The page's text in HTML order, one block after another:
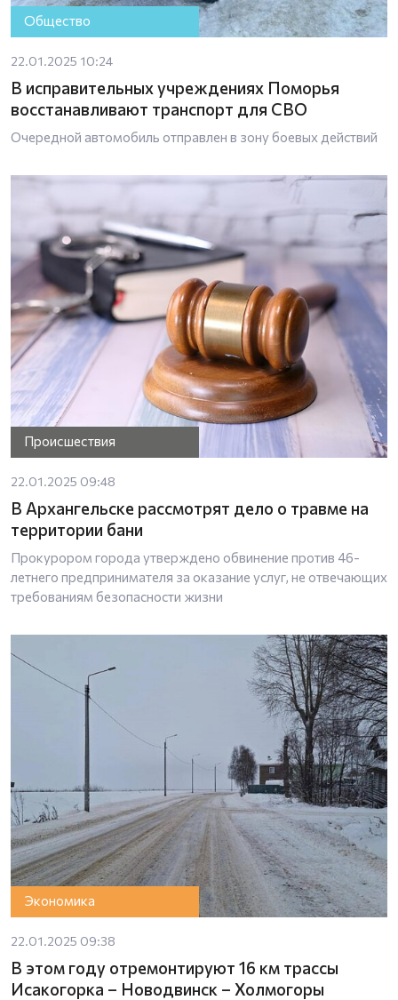
Общество
22.01.2025 10:24
В исправительных учреждениях Поморья
восстанавливают транспорт для СВО
Очередной автомобиль отправлен в зону боевых действий
Происшествия
22.01.2025 09:48
В Архангельске рассмотрят дело о травме на
территории бани
Прокурором города утверждено обвинение против 46-
летнего предпринимателя за оказание услуг, не отвечающих
требованиям безопасности жизни
Экономика
22.01.2025 09:38
В этом году отремонтируют 16 км трассы
Исакогорка – Новодвинск – Холмогоры